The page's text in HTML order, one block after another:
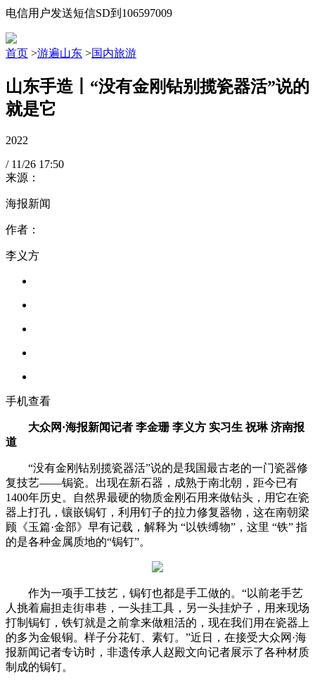
电信用户发送短信SD到106597009
首页 >游遍山东 >国内旅游
山东手造丨“没有金刚钻别揽瓷器活”说的
就是它
2022
/ 11/26 17:50
来源：
海报新闻
作者：
李义方
手机查看
大众网·海报新闻记者 李金珊 李义方 实习生 祝琳 济南报
道
“没有金刚钻别揽瓷器活”说的是我国最古老的一门瓷器修
复技艺——锔瓷。出现在新石器，成熟于南北朝，距今已有
1400年历史。自然界最硬的物质金刚石用来做钻头，用它在瓷
器上打孔，镶嵌锔钉，利用钉子的拉力修复器物，这在南朝梁
顾《玉篇·金部》早有记载，解释为 “以铁缚物”，这里 “铁” 指
的是各种金属质地的“锔钉”。
作为一项手工技艺，锔钉也都是手工做的。“以前老手艺
人挑着扁担走街串巷，一头挂工具，另一头挂炉子，用来现场
打制锔钉，铁钉就是之前拿来做粗活的，现在我们用在瓷器上
的多为金银铜。样子分花钉、素钉。”近日，在接受大众网·海
报新闻记者专访时，非遗传承人赵殿文向记者展示了各种材质
制成的锔钉。